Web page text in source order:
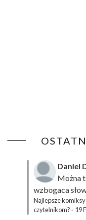
Daniel
Można
wzbogaca
Najlepsze
czytelnikom? · 19